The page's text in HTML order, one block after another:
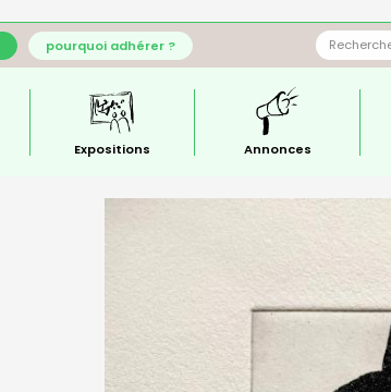
pourquoi adhérer ?
Expositions Annonces